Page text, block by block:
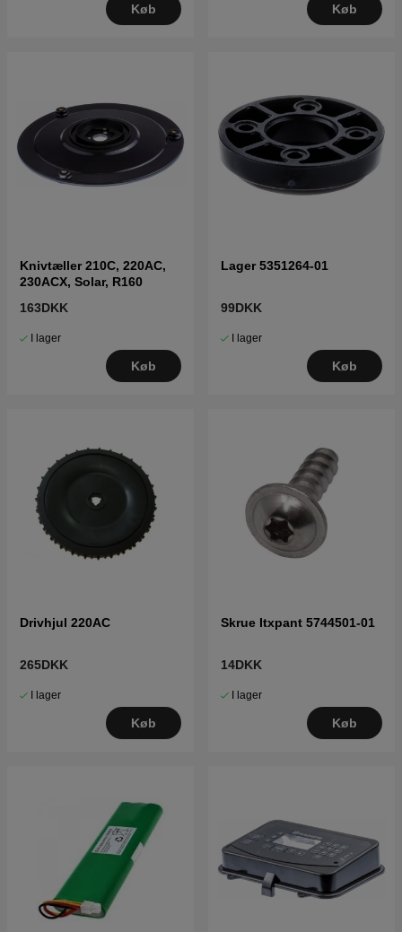
Køb Køb
Knivtæller 210C, 220AC,
230ACX, Solar, R160
163DKK
I lager
Køb
Lager 5351264-01
99DKK
I lager
Køb
Drivhjul 220AC
265DKK
I lager
Køb
Skrue Itxpant 5744501-01
14DKK
I lager
Køb